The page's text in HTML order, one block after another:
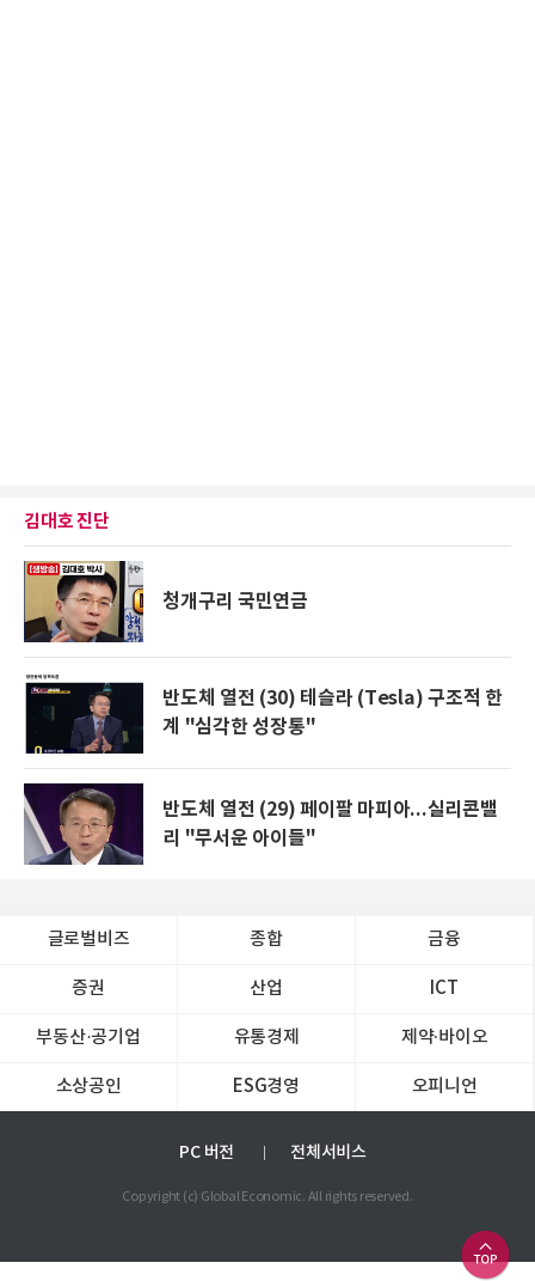
김대호 진단
청개구리 국민연금
반도체 열전 (30) 테슬라 (Tesla) 구조적 한
계 "심각한 성장통"
반도체 열전 (29) 페이팔 마피아...실리콘밸
리 "무서운 아이들"
글로벌비즈 종합 금융
증권 산업 ICT
부동산·공기업 유통경제 제약∙바이오
소상공인 ESG경영 오피니언
PC 버전 전체서비스
Copyright (c) Global Economic. All rights reserved.